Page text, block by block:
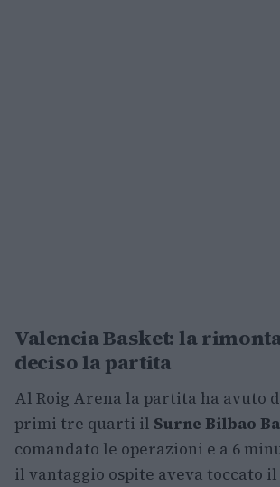
Valencia Basket: la
deciso la partita
Al Roig Arena la partita ha avuto
primi tre quarti il Surne Bilbao
comandato le operazioni e a 6
il vantaggio ospite aveva toccato il